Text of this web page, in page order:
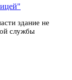
здание не
службы